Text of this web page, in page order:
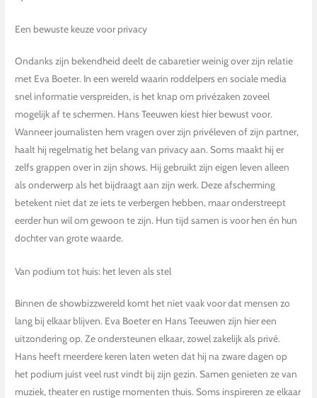
Een bewuste keuze voor privacy
Ondanks zijn bekendheid deelt de cabaretier weinig over zijn relatie
met Eva Boeter. In een wereld waarin roddelpers en sociale media
snel informatie verspreiden, is het knap om privézaken zoveel
mogelijk af te schermen. Hans Teeuwen kiest hier bewust voor.
Wanneer journalisten hem vragen over zijn privéleven of zijn partner,
haalt hij regelmatig het belang van privacy aan. Soms maakt hij er
zelfs grappen over in zijn shows. Hij gebruikt zijn eigen leven alleen
als onderwerp als het bijdraagt aan zijn werk. Deze afscherming
betekent niet dat ze iets te verbergen hebben, maar onderstreept
eerder hun wil om gewoon te zijn. Hun tijd samen is voor hen én hun
dochter van grote waarde.
Van podium tot huis: het leven als stel
Binnen de showbizzwereld komt het niet vaak voor dat mensen zo
lang bij elkaar blijven. Eva Boeter en Hans Teeuwen zijn hier een
uitzondering op. Ze ondersteunen elkaar, zowel zakelijk als privé.
Hans heeft meerdere keren laten weten dat hij na zware dagen op
het podium juist veel rust vindt bij zijn gezin. Samen genieten ze van
muziek, theater en rustige momenten thuis. Soms inspireren ze elkaar